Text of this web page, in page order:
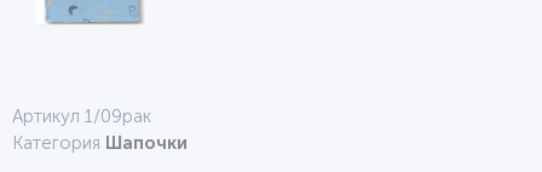
Артикул 1/09рак
Категория Шапочки